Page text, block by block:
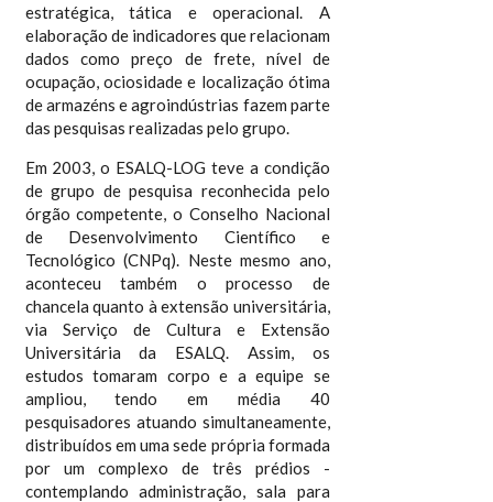
estratégica, tática e operacional. A
elaboração de indicadores que relacionam
dados como preço de frete, nível de
ocupação, ociosidade e localização ótima
de armazéns e agroindústrias fazem parte
das pesquisas realizadas pelo grupo.
Em 2003, o ESALQ-LOG teve a condição
de grupo de pesquisa reconhecida pelo
órgão competente, o Conselho Nacional
de Desenvolvimento Científico e
Tecnológico (CNPq). Neste mesmo ano,
aconteceu também o processo de
chancela quanto à extensão universitária,
via Serviço de Cultura e Extensão
Universitária da ESALQ. Assim, os
estudos tomaram corpo e a equipe se
ampliou, tendo em média 40
pesquisadores atuando simultaneamente,
distribuídos em uma sede própria formada
por um complexo de três prédios -
contemplando administração, sala para